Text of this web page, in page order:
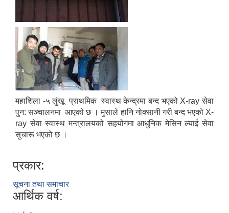
महाशिला -५ लुंखू प्राथमिक स्वास्थ केन्द्रमा बन्द भएको X-ray सेवा
पुन: सञ्चालनमा आएको छ । मुसाले हानि नोक्सानी गरी बन्द भएको X-
ray सेवा स्वास्थ मन्त्रालयको सहयोगमा आधुनिक मेसिन ल्याई सेवा
सुचारू भएको छ ।
प्रकार:
सूचना तथा समाचार
आर्थिक वर्ष: